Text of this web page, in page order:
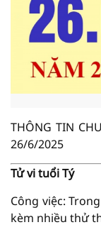
THÔNG TIN
26/6/2025
Tử vi tuổi Tý
Công việc:
kèm nhiều thử